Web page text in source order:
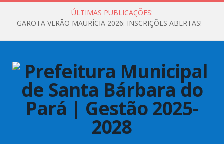
ÚLTIMAS PUBLICAÇÕES:
GAROTA VERÃO MAURÍCIA 2026: INSCRIÇÕES ABERTAS!